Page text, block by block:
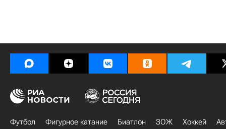
Футбол Фигурное катание Биатлон ЗОЖ Хоккей